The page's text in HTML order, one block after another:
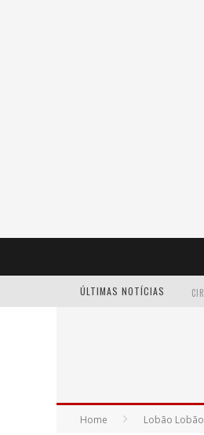
ÚLTIMAS NOTÍCIAS
Home Lobão Lobão